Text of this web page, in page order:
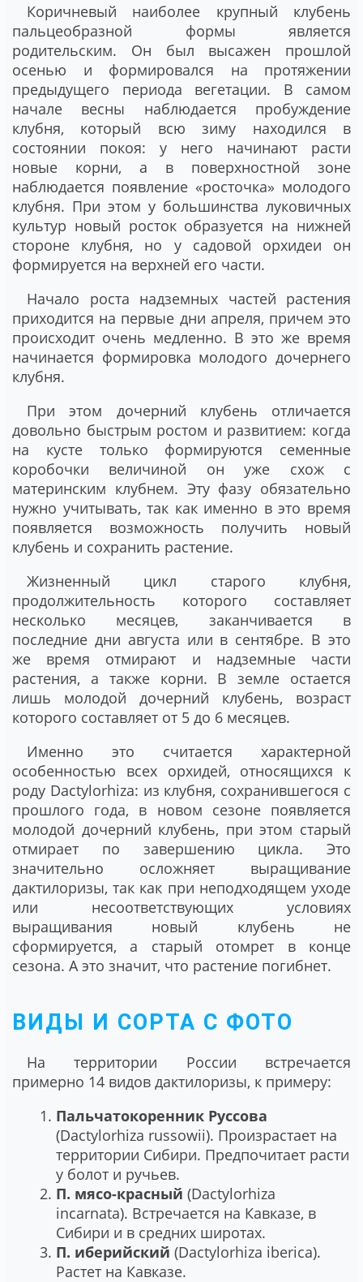
Коричневый наиболее крупный клубень
пальцеобразной формы является
родительским. Он был высажен прошлой
осенью и формировался на протяжении
предыдущего периода вегетации. В самом
начале весны наблюдается пробуждение
клубня, который всю зиму находился в
состоянии покоя: у него начинают расти
новые корни, а в поверхностной зоне
наблюдается появление «росточка» молодого
клубня. При этом у большинства луковичных
культур новый росток образуется на нижней
стороне клубня, но у садовой орхидеи он
формируется на верхней его части.
Начало роста надземных частей растения
приходится на первые дни апреля, причем это
происходит очень медленно. В это же время
начинается формировка молодого дочернего
клубня.
При этом дочерний клубень отличается
довольно быстрым ростом и развитием: когда
на кусте только формируются семенные
коробочки величиной он уже схож с
материнским клубнем. Эту фазу обязательно
нужно учитывать, так как именно в это время
появляется возможность получить новый
клубень и сохранить растение.
Жизненный цикл старого клубня,
продолжительность которого составляет
несколько месяцев, заканчивается в
последние дни августа или в сентябре. В это
же время отмирают и надземные части
растения, а также корни. В земле остается
лишь молодой дочерний клубень, возраст
которого составляет от 5 до 6 месяцев.
Именно это считается характерной
особенностью всех орхидей, относящихся к
роду Dactylorhiza: из клубня, сохранившегося с
прошлого года, в новом сезоне появляется
молодой дочерний клубень, при этом старый
отмирает по завершению цикла. Это
значительно осложняет выращивание
дактилоризы, так как при неподходящем уходе
или несоответствующих условиях
выращивания новый клубень не
сформируется, а старый отомрет в конце
сезона. А это значит, что растение погибнет.
ВИДЫ И СОРТА С ФОТО
На территории России встречается
примерно 14 видов дактилоризы, к примеру:
Пальчатокоренник Руссова
(Dactylorhiza russowii). Произрастает на
территории Сибири. Предпочитает расти
у болот и ручьев.
П. мясо-красный (Dactylorhiza
incarnata). Встречается на Кавказе, в
Сибири и в средних широтах.
П. иберийский (Dactylorhiza iberica).
Растет на Кавказе.